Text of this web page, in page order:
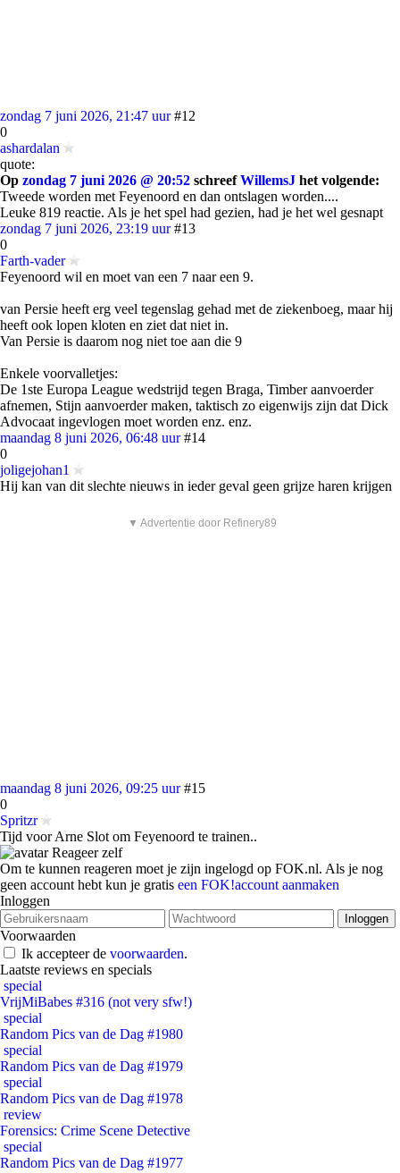
zondag 7 juni 2026, 21:47 uur #12
0
ashardalan
quote:
Op zondag 7 juni 2026 @ 20:52 schreefWillemsJ het volgende:
Tweede worden met Feyenoord en dan ontslagen worden....
Leuke 819 reactie. Als je het spel had gezien, had je het wel gesnapt
zondag 7 juni 2026, 23:19 uur #13
0
Farth-vader
Feyenoord wil en moet van een 7 naar een 9.
van Persie heeft erg veel tegenslag gehad met de ziekenboeg, maar hij
heeft ook lopen kloten en ziet dat niet in.
Van Persie is daarom nog niet toe aan die 9
Enkele voorvalletjes:
De 1ste Europa League wedstrijd tegen Braga, Timber aanvoerder
afnemen, Stijn aanvoerder maken, taktisch zo eigenwijs zijn dat Dick
Advocaat ingevlogen moet worden enz. enz.
maandag 8 juni 2026, 06:48 uur #14
0
joligejohan1
Hij kan van dit slechte nieuws in ieder geval geen grijze haren krijgen
▼ Advertentie door Refinery89
maandag 8 juni 2026, 09:25 uur #15
0
Spritzr
Tijd voor Arne Slot om Feyenoord te trainen..
Reageer zelf
Om te kunnen reageren moet je zijn ingelogd op FOK.nl. Als je nog
geen account hebt kun je gratis een FOK!account aanmaken
Inloggen
Voorwaarden
Ik accepteer de voorwaarden.
Laatste reviews en specials
special
VrijMiBabes #316 (not very sfw!)
special
Random Pics van de Dag #1980
special
Random Pics van de Dag #1979
special
Random Pics van de Dag #1978
review
Forensics: Crime Scene Detective
special
Random Pics van de Dag #1977